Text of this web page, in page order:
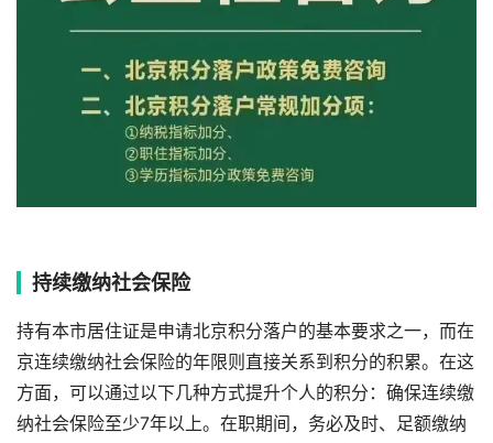
持续缴纳社会保险
持有本市居住证是申请北京积分落户的基本要求之一，而在
京连续缴纳社会保险的年限则直接关系到积分的积累。在这
方面，可以通过以下几种方式提升个人的积分：确保连续缴
纳社会保险至少7年以上。在职期间，务必及时、足额缴纳